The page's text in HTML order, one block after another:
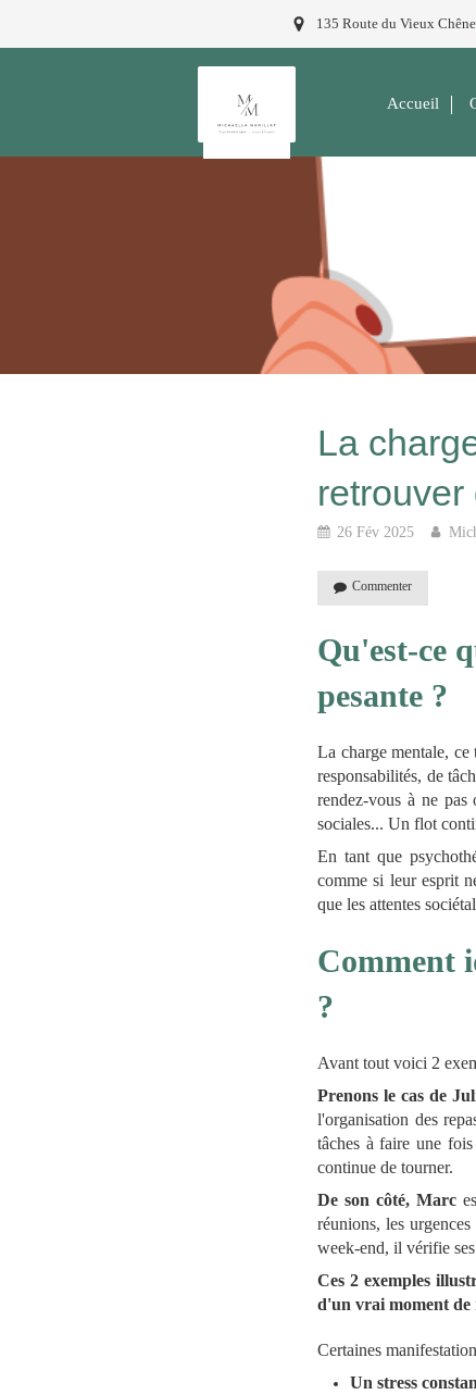
135 Route du Vieux
Accueil
La
26 Fév 2025
Commenter
Qu'est-ce
pesante ?
La charge mentale,
responsabilités, de
rendez-vous à ne
sociales... Un flot
En tant que
comme si leur esprit
que les attentes
Comment
?
Avant tout voici 2
Prenons le cas de
l'organisation des
tâches à faire une
continue de tourner.
De son côté, Marc
réunions, les
week-end, il vérifie
Ces 2 exemples
d'un vrai moment de
Certaines
Un stress